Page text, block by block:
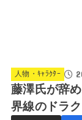
人物・ｷｬﾗｸﾀｰ
藤澤氏が辞
界線のドラ